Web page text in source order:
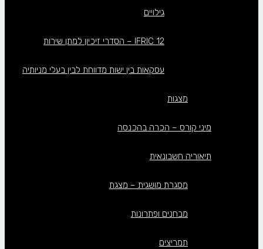
גילויים
IFRIC 12 – הסדרי זיכיון למתן שירות
עסקאות בין ישות מדווחת לבין בעלי מניותיה
מצגות
מיני קורס – הכרה בהכנסה
תיאוריה חשבונאית
מסגרת מושגית – מצגת
מבחנים ופתרונות
תמריצים